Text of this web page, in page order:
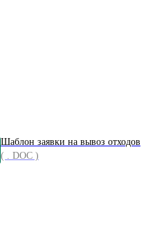
Шаблон заявки на вывоз отходов
( . DOC )